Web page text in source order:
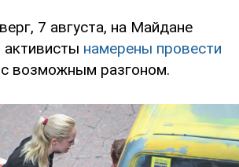
7 августа, на Майдане
намерены провести
возможным разгоном.